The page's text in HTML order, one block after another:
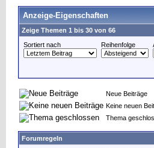
Anzeige-Eigenschaften
Zeige Themen 1 bis 30 von 66
Sortiert nach
Reihenfolge
Neue Beiträge
Keine neuen
Thema
Forumregeln